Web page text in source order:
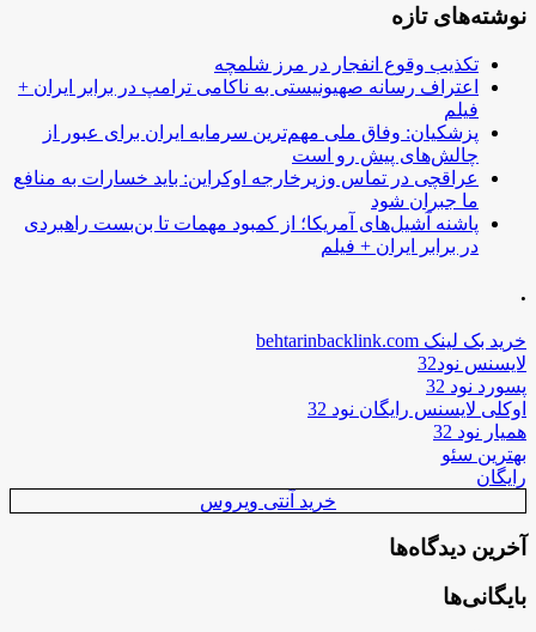
نوشته‌های تازه
تکذیب وقوع انفجار در مرز شلمچه
اعتراف رسانه صهیونیستی به ناکامی ترامپ در برابر ایران +
فیلم
پزشکیان: وفاق ملی مهم‌ترین سرمایه ایران برای عبور از
چالش‌های پیش رو است
عراقچی در تماس وزیرخارجه اوکراین: باید خسارات به منافع
ما جبران شود
پاشنه آشیل‌های آمریکا؛ از کمبود مهمات تا بن‌بست راهبردی
در برابر ایران + فیلم
.
خرید بک لینک behtarinbacklink.com
لایسنس نود32
پسورد نود 32
اوکلی لایسنس رایگان نود 32
همیار نود 32
بهترین سئو
رایگان
خرید آنتی ویروس
آخرین دیدگاه‌ها
بایگانی‌ها